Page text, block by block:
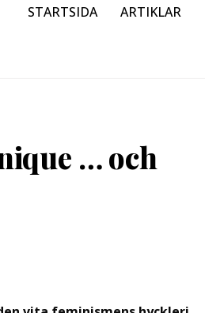
STARTSIDA ARTIKLAR
… och